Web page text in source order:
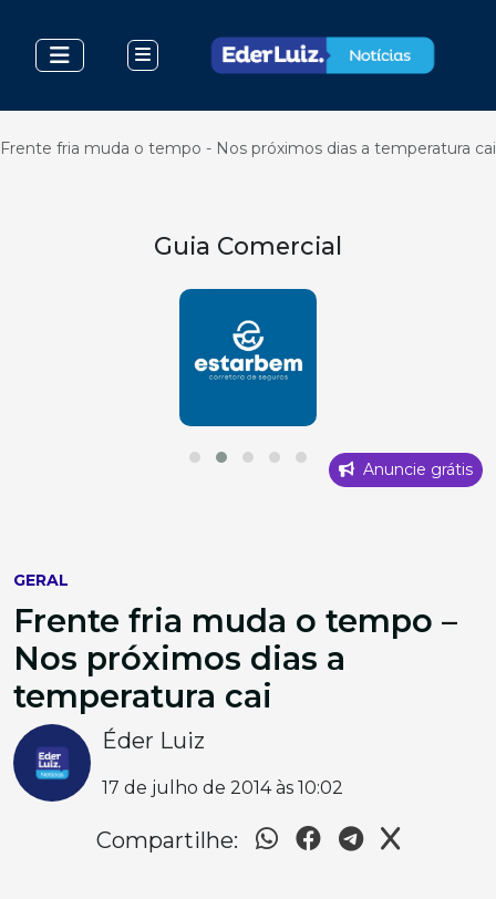
Frente fria muda o tempo - Nos próximos dias a temperatura cai
Guia Comercial
Anuncie grátis
GERAL
Frente fria muda o tempo –
Nos próximos dias a
temperatura cai
Éder Luiz
17 de julho de 2014 às 10:02
Compartilhe: